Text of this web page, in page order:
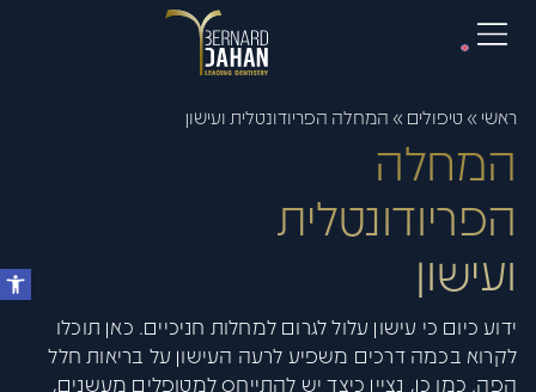
ראשי » טיפולים » המחלה הפריודונטלית ועישון
המחלה
הפריודונטלית
ועישון
ידוע כיום כי עישון עלול לגרום למחלות חניכיים. כאן תוכלו
לקרוא בכמה דרכים משפיע לרעה העישון על בריאות חלל
הפה. כמו כן, נציין כיצד יש להתייחס למטופלים מעשנים,